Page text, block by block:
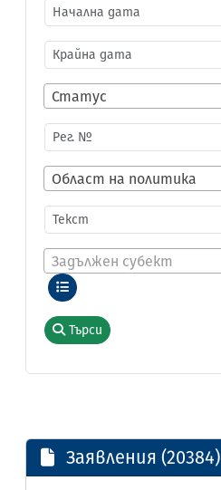
Статус
Област на политика
Задължен субект
Търси
Заявления (20384)